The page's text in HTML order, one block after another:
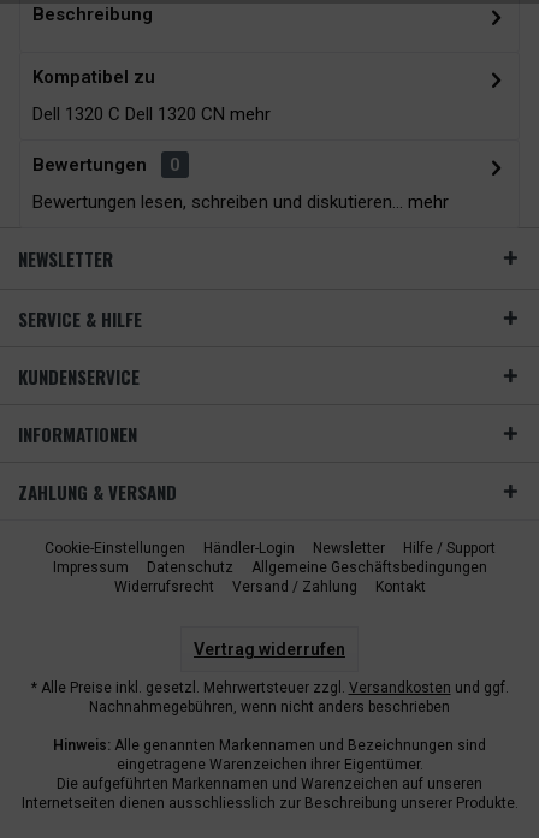
Beschreibung
Kompatibel zu
Dell 1320 C Dell 1320 CN mehr
Bewertungen
0
Bewertungen lesen, schreiben und diskutieren... mehr
NEWSLETTER
SERVICE & HILFE
KUNDENSERVICE
INFORMATIONEN
ZAHLUNG & VERSAND
Cookie-Einstellungen Händler-Login Newsletter
Hilfe / Support
Impressum
Datenschutz
Allgemeine Geschäftsbedingungen
Widerrufsrecht
Versand / Zahlung Kontakt
Vertrag widerrufen
* Alle Preise inkl. gesetzl. Mehrwertsteuer zzgl. Versandkosten und ggf.
Nachnahmegebühren, wenn nicht anders beschrieben
Hinweis: Alle genannten Markennamen und Bezeichnungen sind
eingetragene Warenzeichen ihrer Eigentümer.
Die aufgeführten Markennamen und Warenzeichen auf unseren
Internetseiten dienen ausschliesslich zur Beschreibung unserer Produkte.